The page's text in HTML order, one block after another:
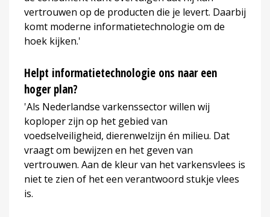
vertrouwen op de producten die je levert. Daarbij
komt moderne informatietechnologie om de
hoek kijken.'
Helpt informatietechnologie ons naar een
hoger plan?
'Als Nederlandse varkenssector willen wij
koploper zijn op het gebied van
voedselveiligheid, dierenwelzijn én milieu. Dat
vraagt om bewijzen en het geven van
vertrouwen. Aan de kleur van het varkensvlees is
niet te zien of het een verantwoord stukje vlees
is.